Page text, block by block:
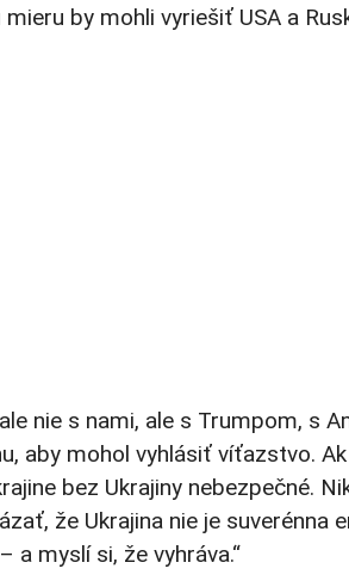
by mohli vyriešiť USA a
nie s nami, ale s Trumpom, s
aby mohol vyhlásiť víťazstvo.
bez Ukrajiny nebezpečné.
že Ukrajina nie je
a myslí si, že vyhráva.“